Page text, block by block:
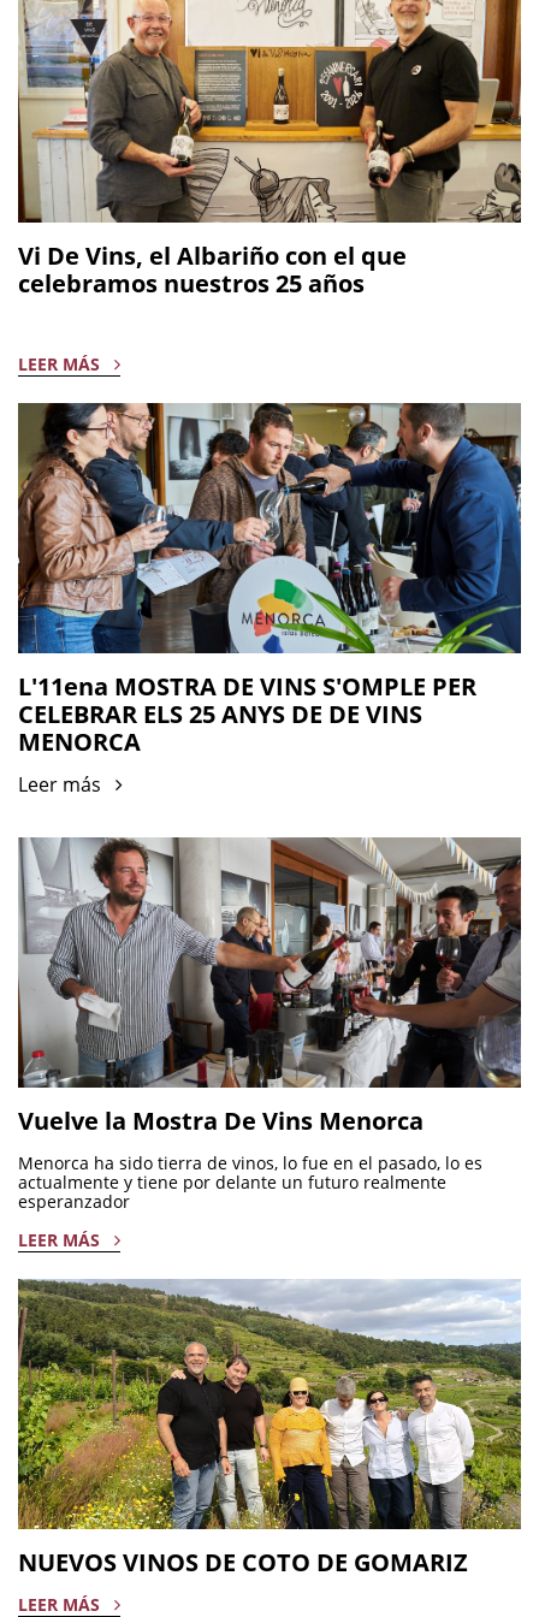
Vi De Vins, el Albariño con el que
celebramos nuestros 25 años
LEER MÁS
L'11ena MOSTRA DE VINS S'OMPLE PER
CELEBRAR ELS 25 ANYS DE DE VINS
MENORCA
Leer más
Vuelve la Mostra De Vins Menorca
Menorca ha sido tierra de vinos, lo fue en el pasado, lo es
actualmente y tiene por delante un futuro realmente
esperanzador
LEER MÁS
NUEVOS VINOS DE COTO DE GOMARIZ
LEER MÁS